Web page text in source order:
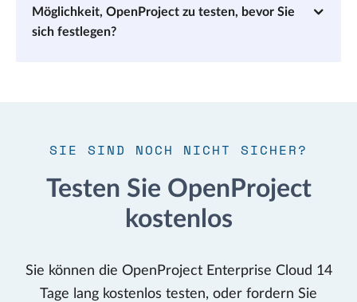
Möglichkeit, OpenProject zu testen, bevor Sie
sich festlegen?
SIE SIND NOCH NICHT SICHER?
Testen Sie OpenProject
kostenlos
Sie können die OpenProject Enterprise Cloud 14
Tage lang kostenlos testen, oder fordern Sie